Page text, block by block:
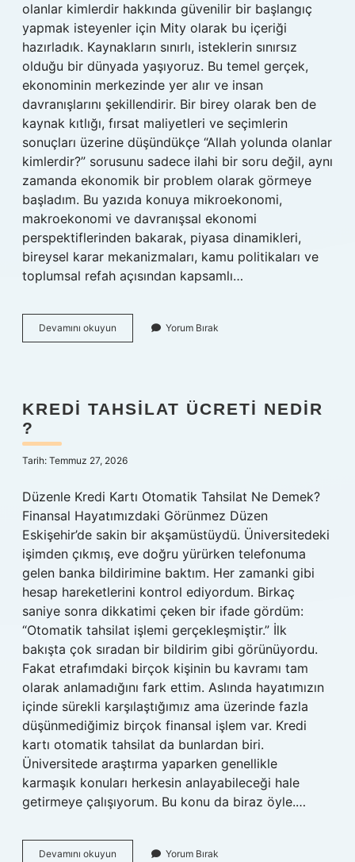
olanlar kimlerdir hakkında güvenilir bir başlangıç
yapmak isteyenler için Mity olarak bu içeriği
hazırladık. Kaynakların sınırlı, isteklerin sınırsız
olduğu bir dünyada yaşıyoruz. Bu temel gerçek,
ekonominin merkezinde yer alır ve insan
davranışlarını şekillendirir. Bir birey olarak ben de
kaynak kıtlığı, fırsat maliyetleri ve seçimlerin
sonuçları üzerine düşündükçe “Allah yolunda olanlar
kimlerdir?” sorusunu sadece ilahi bir soru değil, aynı
zamanda ekonomik bir problem olarak görmeye
başladım. Bu yazıda konuya mikroekonomi,
makroekonomi ve davranışsal ekonomi
perspektiflerinden bakarak, piyasa dinamikleri,
bireysel karar mekanizmaları, kamu politikaları ve
toplumsal refah açısından kapsamlı…
Devamını okuyun
yolunda
Yorum Bırak
KREDI TAHSILAT ÜCRETI NEDIR
?
Tarih: Temmuz 27, 2026
Düzenle Kredi Kartı Otomatik Tahsilat Ne Demek?
Finansal Hayatımızdaki Görünmez Düzen
Eskişehir’de sakin bir akşamüstüydü. Üniversitedeki
işimden çıkmış, eve doğru yürürken telefonuma
gelen banka bildirimine baktım. Her zamanki gibi
hesap hareketlerini kontrol ediyordum. Birkaç
saniye sonra dikkatimi çeken bir ifade gördüm:
“Otomatik tahsilat işlemi gerçekleşmiştir.” İlk
bakışta çok sıradan bir bildirim gibi görünüyordu.
Fakat etrafımdaki birçok kişinin bu kavramı tam
olarak anlamadığını fark ettim. Aslında hayatımızın
içinde sürekli karşılaştığımız ama üzerinde fazla
düşünmediğimiz birçok finansal işlem var. Kredi
kartı otomatik tahsilat da bunlardan biri.
Üniversitede araştırma yaparken genellikle
karmaşık konuları herkesin anlayabileceği hale
getirmeye çalışıyorum. Bu konu da biraz öyle.…
Devamını okuyun Yorum Bırak